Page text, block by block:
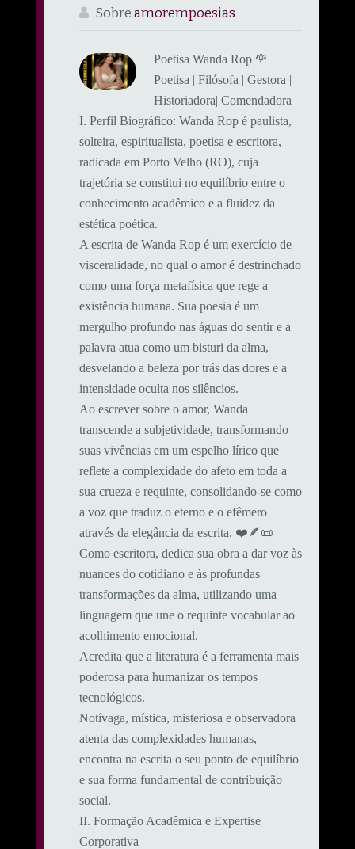
Sobre amorempoesias
Poetisa Wanda Rop 🌹
Poetisa | Filósofa | Gestora |
Historiadora| Comendadora
​I. Perfil Biográfico: ​Wanda Rop é paulista,
solteira, espiritualista, poetisa e escritora,
radicada em Porto Velho (RO), cuja
trajetória se constitui no equilíbrio entre o
conhecimento acadêmico e a fluidez da
estética poética.
A escrita de Wanda Rop é um exercício de
visceralidade, no qual o amor é destrinchado
como uma força metafísica que rege a
existência humana. Sua poesia é um
mergulho profundo nas águas do sentir e a
palavra atua como um bisturi da alma,
desvelando a beleza por trás das dores e a
intensidade oculta nos silêncios.
Ao escrever sobre o amor, Wanda
transcende a subjetividade, transformando
suas vivências em um espelho lírico que
reflete a complexidade do afeto em toda a
sua crueza e requinte, consolidando-se como
a voz que traduz o eterno e o efêmero
através da elegância da escrita. ❤️🪶📜
Como escritora, dedica sua obra a dar voz às
nuances do cotidiano e às profundas
transformações da alma, utilizando uma
linguagem que une o requinte vocabular ao
acolhimento emocional.
​Acredita que a literatura é a ferramenta mais
poderosa para humanizar os tempos
tecnológicos.
Notívaga, mística, misteriosa e observadora
atenta das complexidades humanas,
encontra na escrita o seu ponto de equilíbrio
e sua forma fundamental de contribuição
social.
​II. Formação Acadêmica e Expertise
Corporativa